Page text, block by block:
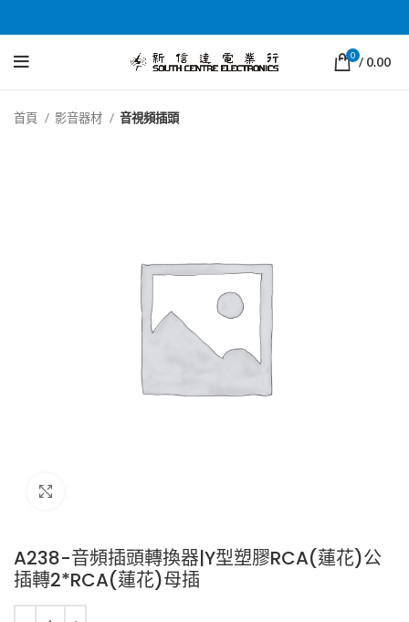
0 / 0.00
首頁 影音器材 音視頻插頭
A238-音頻插頭轉換器|Y型塑膠RCA(蓮花)公
插轉2*RCA(蓮花)母插